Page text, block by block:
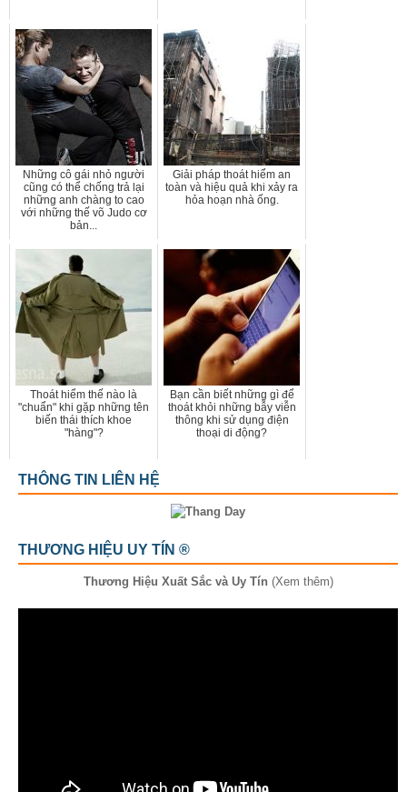
Những cô gái nhỏ người
cũng có thể chống trả lại
những anh chàng to cao
với những thế võ Judo cơ
bản...
Giải pháp thoát hiểm an
toàn và hiệu quả khi xảy ra
hỏa hoạn nhà ống.
Thoát hiểm thế nào là
"chuẩn" khi gặp những tên
biến thái thích khoe
"hàng"?
Bạn cần biết những gì để
thoát khỏi những bẫy viễn
thông khi sử dụng điện
thoại di động?
THÔNG TIN LIÊN HỆ
THƯƠNG HIỆU UY TÍN ®
Thương Hiệu Xuất Sắc và Uy Tín (Xem thêm)